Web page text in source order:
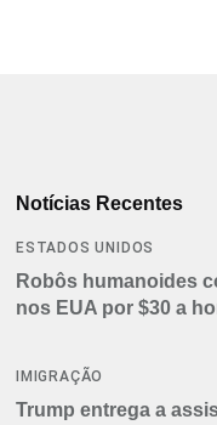
Notícias Recentes
ESTADOS UNIDOS
Robôs humanoides
nos EUA por $30 a
IMIGRAÇÃO
Trump entrega a